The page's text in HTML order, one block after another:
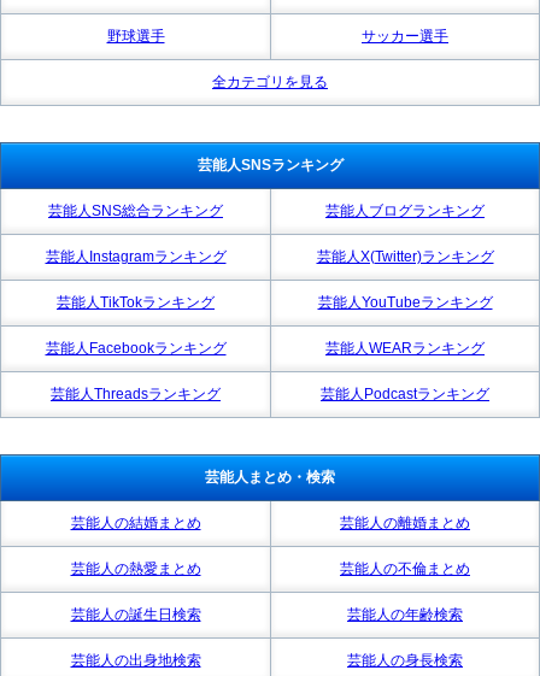
野球選手 サッカー選手
全カテゴリを見る
芸能人SNSランキング
芸能人SNS総合ランキング 芸能人ブログランキング
芸能人Instagramランキング 芸能人X(Twitter)ランキング
芸能人TikTokランキング 芸能人YouTubeランキング
芸能人Facebookランキング 芸能人WEARランキング
芸能人Threadsランキング 芸能人Podcastランキング
芸能人まとめ・検索
芸能人の結婚まとめ 芸能人の離婚まとめ
芸能人の熱愛まとめ 芸能人の不倫まとめ
芸能人の誕生日検索 芸能人の年齢検索
芸能人の出身地検索 芸能人の身長検索